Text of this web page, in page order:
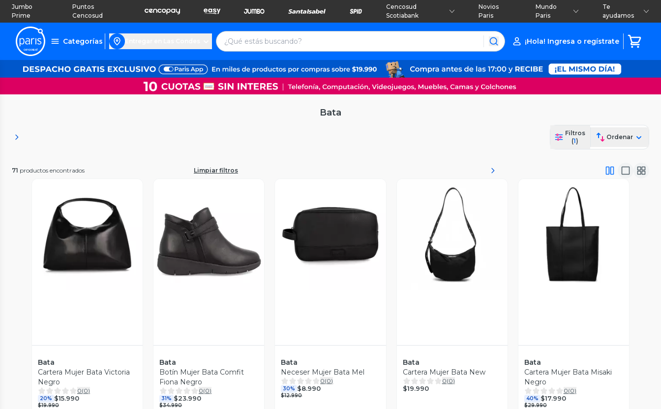
Jumbo
Prime
Puntos
Cencosud
Cencosud
Scotiabank
Novios
Paris
Mundo
Paris
Te
ayudamos
Categorías ¡Hola! Ingresa o regístrate
Bata
Filtros
(1)
Ordenar
71 productos encontrados Limpiar filtros
Vista Previa
Bata
Cartera Mujer Bata Victoria
Negro
0(0)
20% $15.990
$19.990
Vista Previa
Bata
Botín Mujer Bata Comfit
Fiona Negro
0(0)
31% $23.990
$34.990
Bata
Neceser Mujer Bata Mel
0(0)
30% $8.990
$12.990
Vista Previa
Bata
Cartera Mujer Bata New
0(0)
$19.990
Bata
Cartera Mujer Bata Misaki
Negro
0(0)
40% $17.990
$29.990